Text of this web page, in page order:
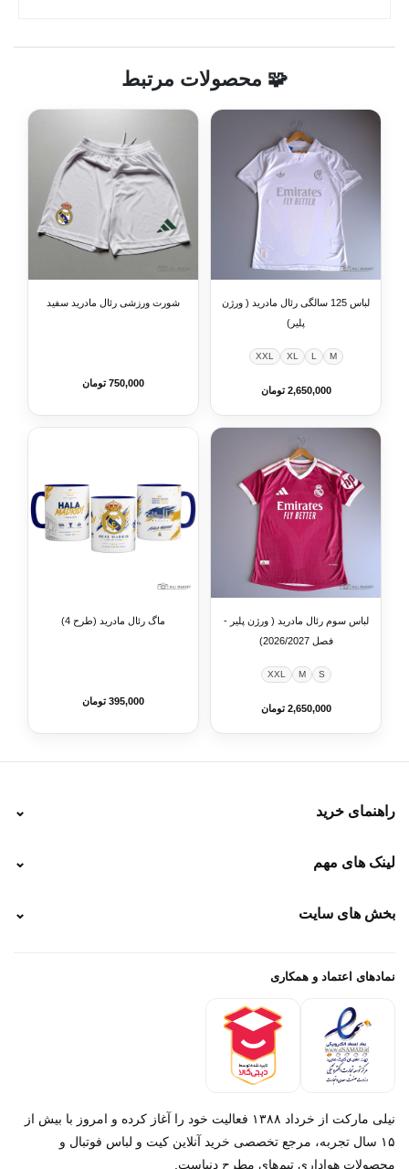
🧩 محصولات مرتبط
لباس 125 سالگی رئال مادرید ( ورژن
پلیر)
M
L
XL
XXL
2,650,000 تومان
شورت ورزشی رئال مادرید سفید
750,000 تومان
لباس سوم رئال مادرید ( ورژن پلیر -
فصل 2026/2027)
S
M
XXL
2,650,000 تومان
ماگ رئال مادرید (طرح 4)
395,000 تومان
راهنمای خرید ⌄
نحوه پرداخت
راهنمای سفارش
لینک های مهم ⌄
رهگیری تیپاکس
خرید لباس جدید بارسلونا 2025/2026
بخش های سایت ⌄
پرداخت باز
تماس با ما
نمادهای اعتماد و همکاری
نیلی مارکت از خرداد ۱۳۸۸ فعالیت خود را آغاز کرده و امروز با بیش از
۱۵ سال تجربه، مرجع تخصصی خرید آنلاین کیت و لباس فوتبال و
محصولات هواداری تیم‌های مطرح دنیاست.